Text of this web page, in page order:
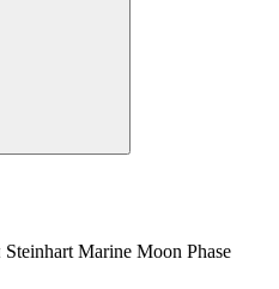
Marine Moon Phase